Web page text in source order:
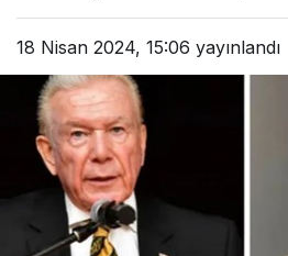
18 Nisan 2024, 15:06 yayınlandı